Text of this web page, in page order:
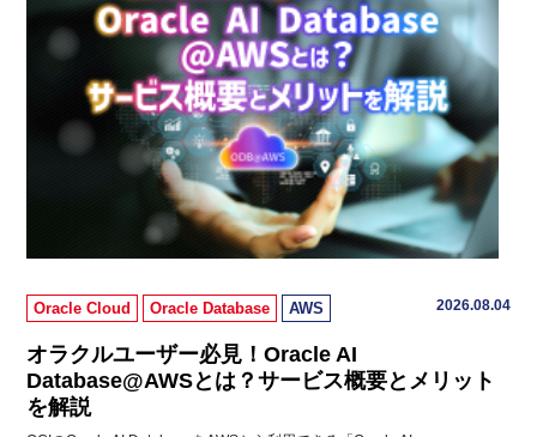
Oracle Cloud Oracle Database AWS 2026.08.04
オラクルユーザー必見！Oracle AI
Database@AWSとは？サービス概要とメリット
を解説